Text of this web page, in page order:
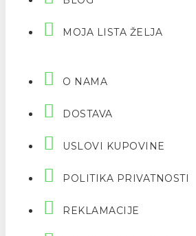
MOJA LISTA ŽELJA
O NAMA
DOSTAVA
USLOVI KUPOVINE
POLITIKA PRIVATNOSTI
REKLAMACIJE